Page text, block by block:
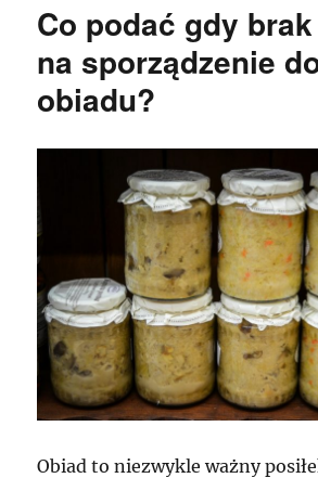
Co podać gdy
na sporządzenie
obiadu?
Obiad to niezwykle ważny